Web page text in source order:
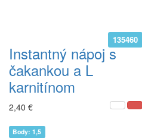
135460
Instantný nápoj s
čakankou a L
karnitínom
2,40 €
Body: 1,5